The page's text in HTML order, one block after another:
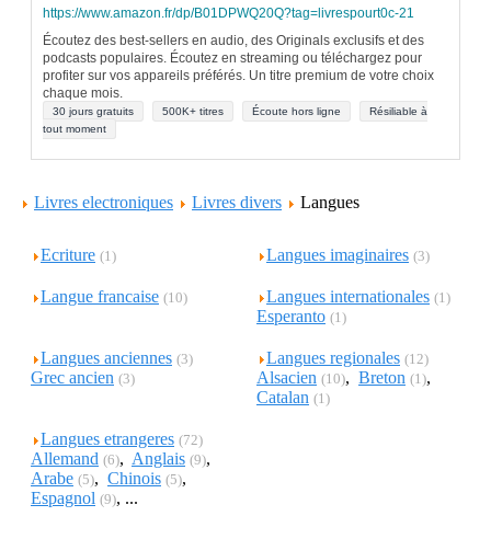
https://www.amazon.fr/dp/B01DPWQ20Q?tag=livrespourt0c-21
Écoutez des best-sellers en audio, des Originals exclusifs et des
podcasts populaires. Écoutez en streaming ou téléchargez pour
profiter sur vos appareils préférés. Un titre premium de votre choix
chaque mois.
30 jours gratuits 500K+ titres Écoute hors ligne
Résiliable à
tout moment
Livres electroniques Livres divers Langues
Ecriture (1) Langues imaginaires (3)
Langue francaise (10) Langues internationales (1)
Esperanto (1)
Langues anciennes (3)
Grec ancien (3)
Langues regionales (12)
Alsacien (10), Breton (1),
Catalan (1)
Langues etrangeres (72)
Allemand (6), Anglais (9),
Arabe (5), Chinois (5),
Espagnol (9), ...